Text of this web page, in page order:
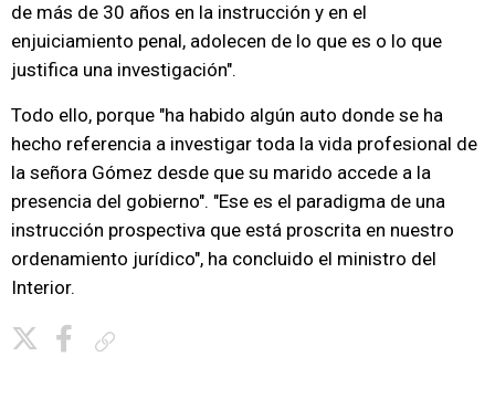
de más de 30 años en la instrucción y en el
enjuiciamiento penal, adolecen de lo que es o lo que
justifica una investigación".
Todo ello, porque "ha habido algún auto donde se ha
hecho referencia a investigar toda la vida profesional de
la señora Gómez desde que su marido accede a la
presencia del gobierno". "Ese es el paradigma de una
instrucción prospectiva que está proscrita en nuestro
ordenamiento jurídico", ha concluido el ministro del
Interior.